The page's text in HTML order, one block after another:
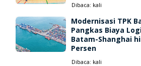
Dibaca: kali
Modernisasi TPK
Pangkas Biaya
Batam-Shanghai
Persen
Dibaca: kali